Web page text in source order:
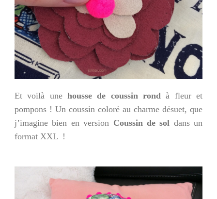
Et voilà une housse de coussin rond à fleur et
pompons ! Un coussin coloré au charme désuet, que
j’imagine bien en version Coussin de sol dans un
format XXL !